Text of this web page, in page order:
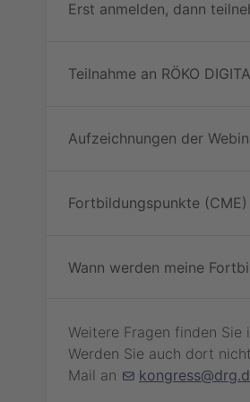
Erst anmelden, dann
Teilnahme an RÖKO
Aufzeichnungen der
Fortbildungspunkte
Wann werden meine
Weitere Fragen finden Sie
Werden Sie auch dort
Mail an